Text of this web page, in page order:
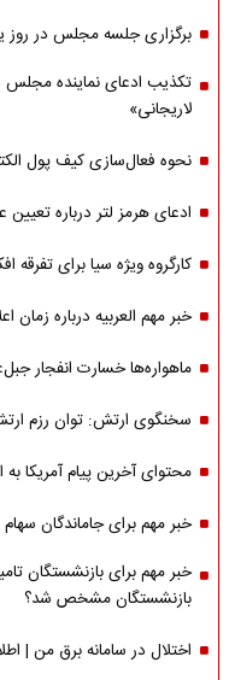
برگزاری جلسه مجلس در روز
تکذیب ادعای نماینده مجلس
لاریجانی»
نحوه فعال‌سازی کیف پول
ادعای هرمز لتر درباره
کارگروه ویژه سیا برای تفرقه
خبر مهم العربیه درباره زمان
ماهواره‌‌ها خسارت انفجار
سخنگوی ارتش: توان رزم
محتوای آخرین پیام آمریکا
خبر مهم برای جاماندگان
خبر مهم برای بازنشستگان
بازنشستگان مشخص شد؟
اختلال در سامانه برق من |